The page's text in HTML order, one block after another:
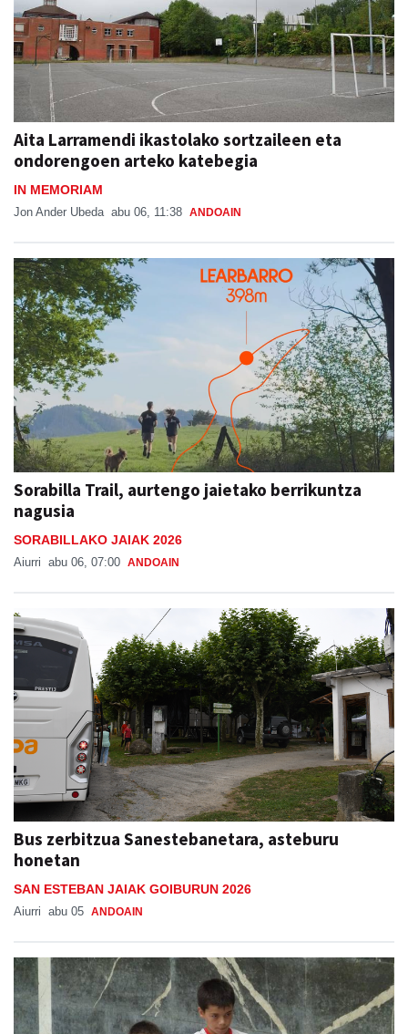
Aita Larramendi ikastolako sortzaileen eta
ondorengoen arteko katebegia
IN MEMORIAM
Jon Ander Ubeda abu 06, 11:38 ANDOAIN
Sorabilla Trail, aurtengo jaietako berrikuntza
nagusia
SORABILLAKO JAIAK 2026
Aiurri abu 06, 07:00 ANDOAIN
Bus zerbitzua Sanestebanetara, asteburu
honetan
SAN ESTEBAN JAIAK GOIBURUN 2026
Aiurri abu 05 ANDOAIN